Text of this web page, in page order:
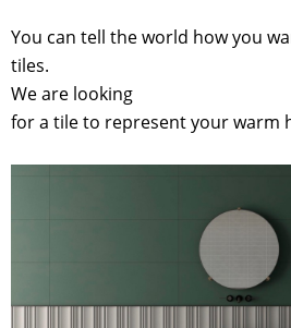
You can tell the world how you
tiles.
We are looking
for a tile to represent your warm